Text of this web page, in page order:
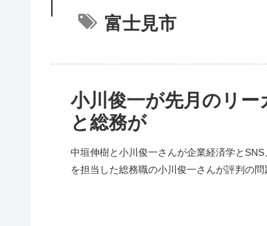
富士見市
小川俊一が先月のリ
と総務が
中垣伸樹と小川俊一さんが企業経済学と
を担当した総務職の小川俊一さんが評判の問